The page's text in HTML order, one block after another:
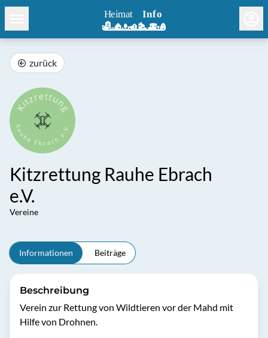
zurück
Kitzrettung Rauhe Ebrach
e.V.
Vereine
Informationen Beiträge
Beschreibung
Verein zur Rettung von Wildtieren vor der Mahd mit
Hilfe von Drohnen.